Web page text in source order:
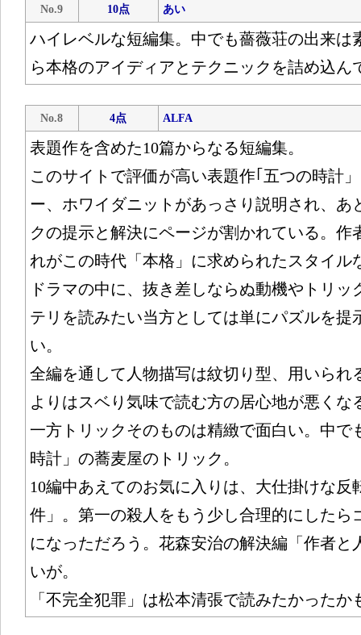
No.9 10点 あい
ハイレベルな短編集。中でも薔薇荘の出来は
ら本格のアイディアとテクニックを詰め込ん
No.8 4点 ALFA
表題作を含めた10篇からなる短編集。
このサイトで評価が高い表題作｢五つの時計
ー、ホワイダニットがあっさり説明され、あ
クの提示と解決にページが割かれている。作
れがこの時代「本格」に求められたスタイル
ドラマの中に、抜き差しならぬ動機やトリ
テリを読みたい当方としては単にパズルを提
い。
全編を通して人物描写は紋切り型、用いられ
よりはスベり気味で読む方の居心地が悪くな
一方トリックそのものは精緻で面白い。中で
時計」の蕎麦屋のトリック。
10編中あえてのお気に入りは、大仕掛けな反
件」。第一の殺人をもう少し合理的にしたら
になっただろう。花森安治の解決編「作者と
いが。
「不完全犯罪」は松本清張で読みたかったか